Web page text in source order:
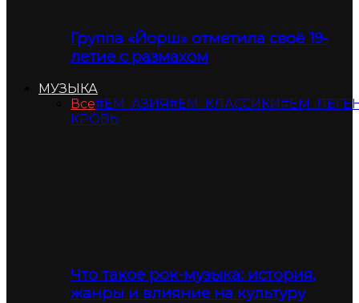
Группа «Йорш» отметила своё 19-
летие с размахом
МУЗЫКА
Все#ЕМ_АЗИЯ#ЕМ_КЛАССИКИ
КРОВЬ
Что такое рок-музыка: история,
жанры и влияние на культуру